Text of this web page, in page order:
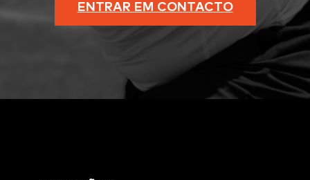
ENTRAR EM CONTACTO